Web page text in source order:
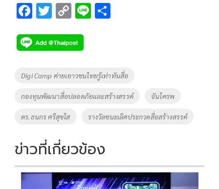
F
e
b
o
k
T
tt
er
C
p
y
Li
n
k
Li
Tags
Digi Camp ค่ายเยาวชนไทยรู้เท่าทันสื่อ
กองทุนพัฒนาสื่อปลอดภัยและสร้างสรรค์ จันโครพ
ดร.ธนกร ศรีสุขใส รางวัลชนะเลิศประกวดสื่อสร้างสรรค์
ข่าวที่เกี่ยวข้อง